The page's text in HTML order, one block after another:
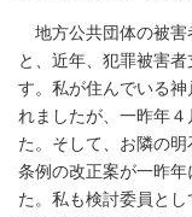
地方公共団体の被害
と、近年、犯罪被害
す。私が住んでいる
れましたが、一昨年
た。そして、お隣の
条例の改正案が一昨
た。私も検討委員と